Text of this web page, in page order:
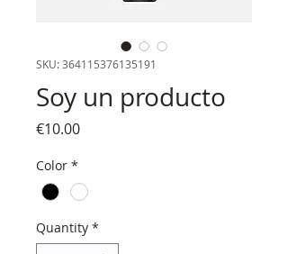
SKU: 364115376135191
Soy un producto
€10.00Price
Color *
Quantity *